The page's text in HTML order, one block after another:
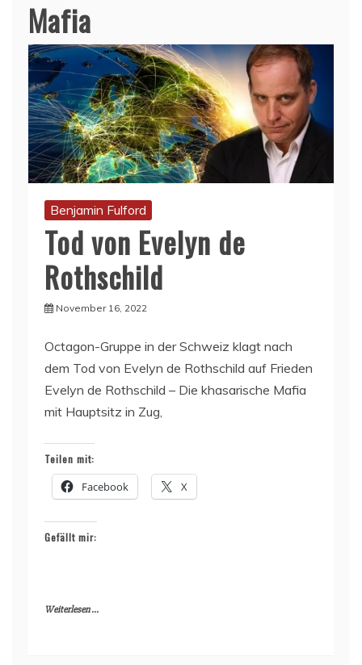
Mafia
Benjamin Fulford
Tod von Evelyn de
Rothschild
November 16, 2022
Octagon-Gruppe in der Schweiz klagt nach
dem Tod von Evelyn de Rothschild auf Frieden
Evelyn de Rothschild – Die khasarische Mafia
mit Hauptsitz in Zug,
Teilen mit:
Facebook X
Gefällt mir:
Weiterlesen ...